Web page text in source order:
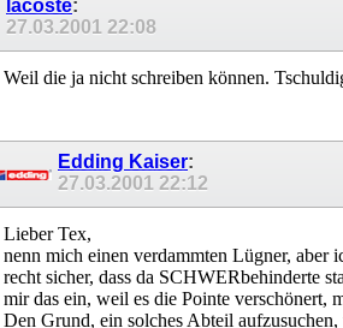
lacoste:
27.03.2001 22:08
Weil die ja nicht schreiben können.
Edding Kaiser:
27.03.2001 22:12
Lieber Tex,
nenn mich einen verdammten Lügner, aber
recht sicher, dass da SCHWERbehinderte
mir das ein, weil es die Pointe verschönert,
Den Grund, ein solches Abteil